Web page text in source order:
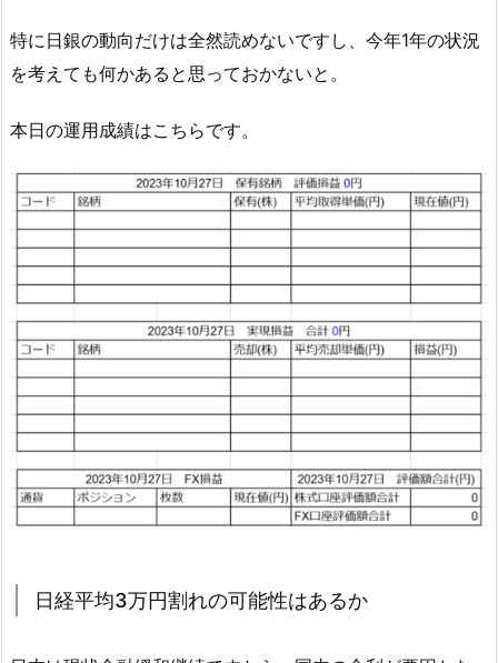
特に日銀の動向だけは全然読めないですし、今年1年の状況
を考えても何かあると思っておかないと。
本日の運用成績はこちらです。
日経平均3万円割れの可能性はあるか